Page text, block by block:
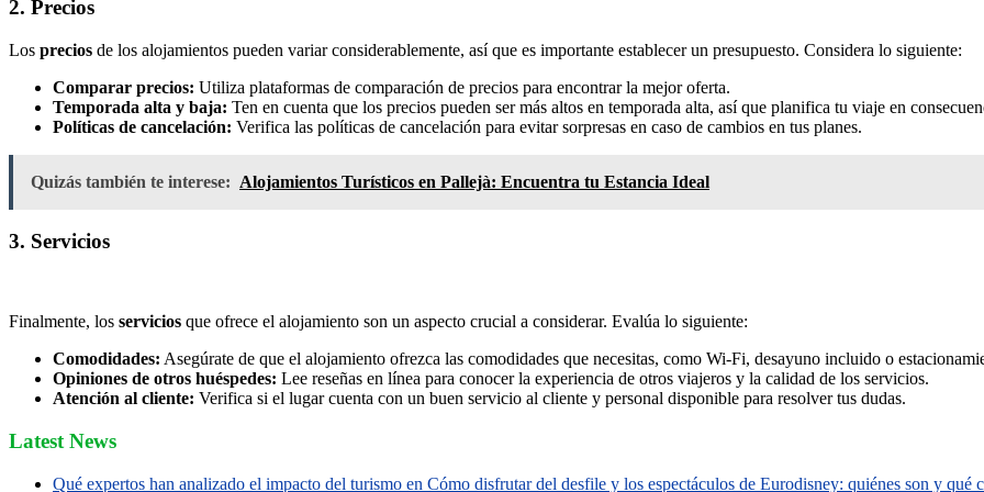
2. Precios
Los precios de los alojamientos pueden variar considerablemente, así que es importante establecer un presupuesto. Considera lo siguiente:
Comparar precios: Utiliza plataformas de comparación de precios para encontrar la mejor oferta.
Temporada alta y baja: Ten en cuenta que los precios pueden ser más altos en temporada alta, así que planifica tu viaje en
Políticas de cancelación: Verifica las políticas de cancelación para evitar sorpresas en caso de cambios en tus planes.
Quizás también te interese: Alojamientos Turísticos en Pallejà: Encuentra tu Estancia Ideal
3. Servicios
Finalmente, los servicios que ofrece el alojamiento son un aspecto crucial a considerar. Evalúa lo siguiente:
Comodidades: Asegúrate de que el alojamiento ofrezca las comodidades que necesitas, como Wi-Fi, desayuno incluido o
Opiniones de otros huéspedes: Lee reseñas en línea para conocer la experiencia de otros viajeros y la calidad de los servicios.
Atención al cliente: Verifica si el lugar cuenta con un buen servicio al cliente y personal disponible para resolver tus dudas.
Latest News
Qué expertos han analizado el impacto del turismo en Cómo disfrutar del desfile y los espectáculos de Eurodisney: quiénes son y qué